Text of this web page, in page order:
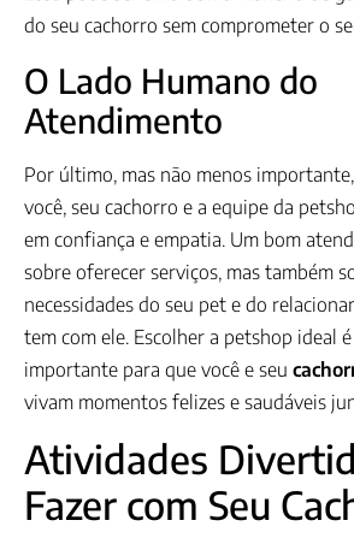
do seu cachorro sem comprometer o
O Lado Humano do
Atendimento
Por último, mas não menos
você, seu cachorro e a equipe da
em confiança e empatia. Um bom
sobre oferecer serviços, mas também
necessidades do seu pet e do
tem com ele. Escolher a petshop ideal
importante para que você e seu
vivam momentos felizes e saudáveis
Atividades
Fazer com Seu